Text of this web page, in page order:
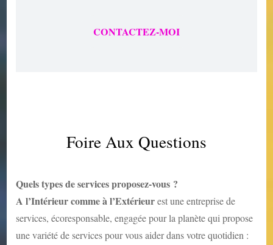
CONTACTEZ-MOI
Foire Aux Questions
Quels types de services proposez-vous ?
A l’Intérieur comme à l’Extérieurest une entreprise de
services, écoresponsable, engagée pour la planète qui propose
une variété de services pour vous aider dans votre quotidien :